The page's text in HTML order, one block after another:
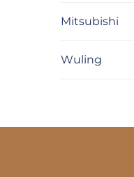
Mitsubishi
Wuling